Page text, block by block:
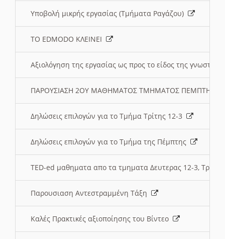
Υποβολή μικρής εργασίας (Τμήματα Ραγάζου)
ΤΟ EDMODO ΚΛΕΙΝΕΙ
Αξιολόγηση της εργασίας ως προς το είδος της
ΠΑΡΟΥΣΙΑΣΗ 2ΟΥ ΜΑΘΗΜΑΤΟΣ ΤΜΗΜΑΤΟΣ
Δηλώσεις επιλογών για το Τμήμα Τρίτης 12-3
Δηλώσεις επιλογών για το Τμήμα της Πέμπτης
TED-ed μαθηματα απο τα τμηματα Δευτερας 12-3,
Παρουσιαση Αντεστραμμένη Τάξη
Καλές Πρακτικές αξιοποίησης του Βίντεο